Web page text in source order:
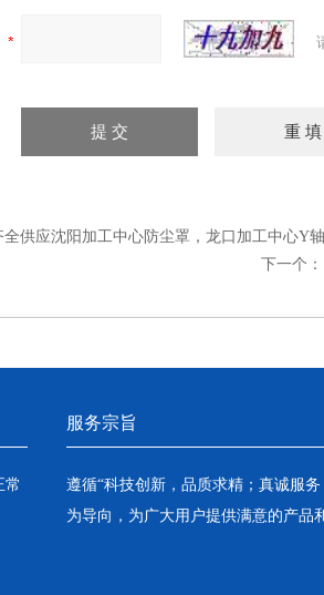
全供应沈阳加工中心防尘罩，龙口加工中心Y
下一个：
常
服务宗旨
遵循“科技创新，品质求精；真诚服
为导向，为广大用户提供满意的产品